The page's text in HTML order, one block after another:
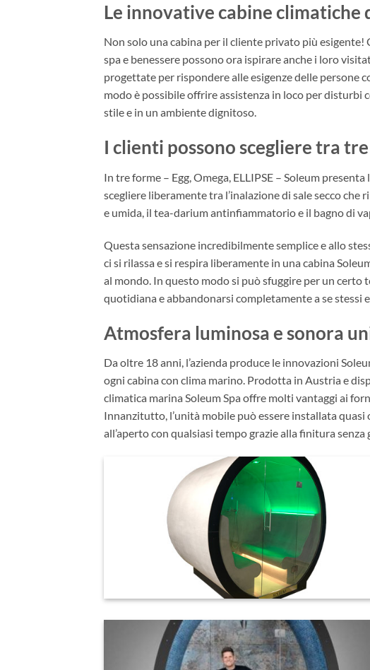
Le innovative cabine climatiche
Non solo una cabina per il cliente privato più
spa e benessere possono ora ispirare anche i loro
progettate per rispondere alle esigenze delle
modo è possibile offrire assistenza in loco per disturbi
stile e in un ambiente dignitoso.
I clienti possono scegliere tra
In tre forme – Egg, Omega, ELLIPSE – Soleum
scegliere liberamente tra l’inalazione di sale secco
e umida, il tea-darium antinfiammatorio e il bagno di
Questa sensazione incredibilmente semplice e allo
ci si rilassa e si respira liberamente in una cabina
al mondo. In questo modo si può sfuggire per un certo
quotidiana e abbandonarsi completamente a se stessi
Atmosfera luminosa e sonora
Da oltre 18 anni, l’azienda produce le innovazioni
ogni cabina con clima marino. Prodotta in Austria e
climatica marina Soleum Spa offre molti vantaggi ai
Innanzitutto, l’unità mobile può essere installata
all’aperto con qualsiasi tempo grazie alla finitura senza